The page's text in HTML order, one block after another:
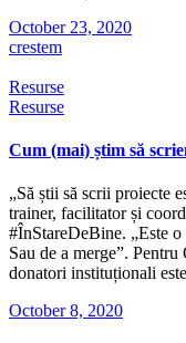
October 23, 2020
crestem
Resurse
Resurse
Cum (mai) știm să
„Să știi să scrii proiecte
trainer, facilitator și
#ÎnStareDeBine. „Este o
Sau de a merge”.
donatori instituționali
October 8, 2020